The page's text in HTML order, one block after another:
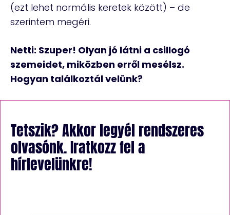
(ezt lehet normális keretek között) – de
szerintem megéri.
Netti: Szuper! Olyan jó látni a csillogó
szemeidet, miközben erről mesélsz.
Hogyan találkoztál velünk?
Tetszik? Akkor legyél rendszeres
olvasónk. Iratkozz fel a
hírlevelünkre!